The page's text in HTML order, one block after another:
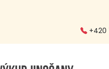
+420